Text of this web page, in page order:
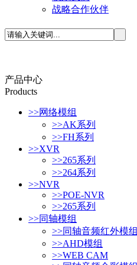
战略合作伙伴
产品中心
Products
>>网络模组
>>AK系列
>>FH系列
>>XVR
>>265系列
>>264系列
>>NVR
>>POE-NVR
>>265系列
>>同轴模组
>>同轴音频红外模组
>>AHD模组
>>WEB CAM